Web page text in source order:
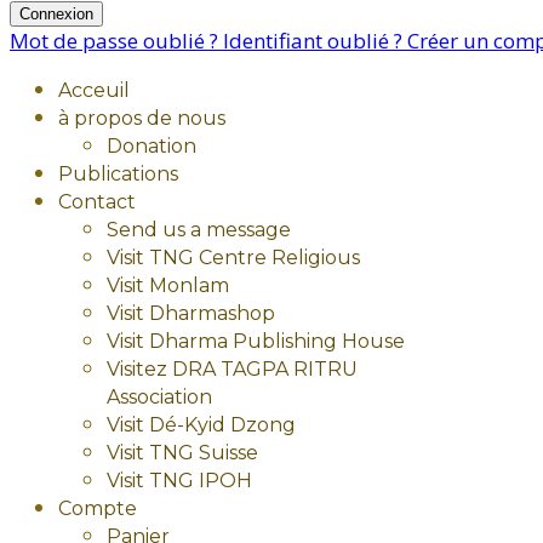
Connexion
Mot de passe oublié ? Identifiant oublié ? Créer un
Acceuil
à propos de nous
Donation
Publications
Contact
Send us a message
Visit TNG Centre Religious
Visit Monlam
Visit Dharmashop
Visit Dharma Publishing House
Visitez DRA TAGPA RITRU
Association
Visit Dé-Kyid Dzong
Visit TNG Suisse
Visit TNG IPOH
Compte
Panier